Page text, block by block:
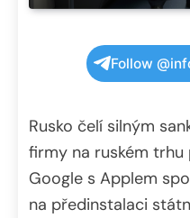
Follow
Rusko čelí silným
firmy na ruském trhu
Google s Applem
na předinstalaci